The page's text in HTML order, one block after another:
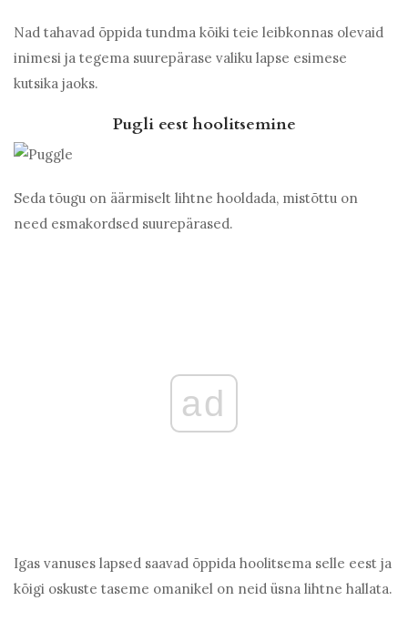
Nad tahavad õppida tundma kõiki teie leibkonnas olevaid
inimesi ja tegema suurepärase valiku lapse esimese
kutsika jaoks.
Pugli eest hoolitsemine
Seda tõugu on äärmiselt lihtne hooldada, mistõttu on
need esmakordsed suurepärased.
ad
Igas vanuses lapsed saavad õppida hoolitsema selle eest ja
kõigi oskuste taseme omanikel on neid üsna lihtne hallata.